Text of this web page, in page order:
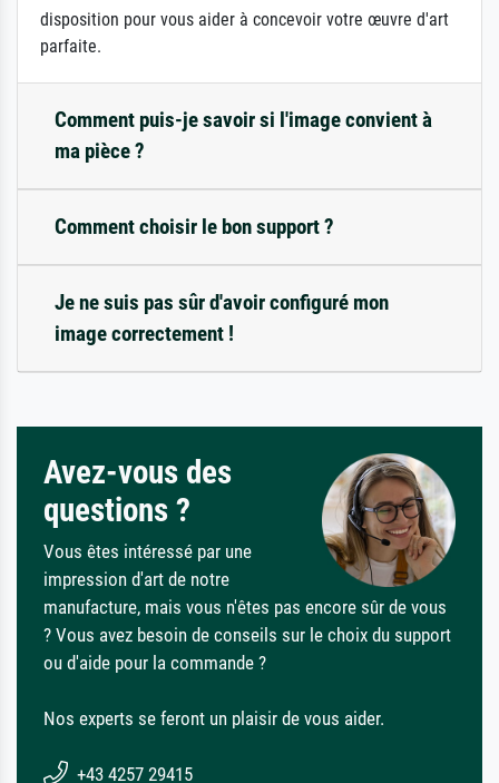
disposition pour vous aider à concevoir votre œuvre d'art
parfaite.
Comment puis-je savoir si l'image convient à
ma pièce ?
Comment choisir le bon support ?
Je ne suis pas sûr d'avoir configuré mon
image correctement !
Avez-vous des
questions ?
Vous êtes intéressé par une
impression d'art de notre
manufacture, mais vous n'êtes pas encore sûr de vous
? Vous avez besoin de conseils sur le choix du support
ou d'aide pour la commande ?
Nos experts se feront un plaisir de vous aider.
+43 4257 29415